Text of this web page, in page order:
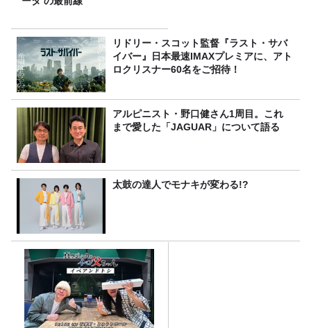
リドリー・スコット監督『ラスト・サバ
イバー』日本最速IMAXプレミアに、アト
ロクリスナー60名をご招待！
アルピニスト・野口健さん1周目。これ
まで愛した「JAGUAR」について語る
太鼓の達人でモナキが変わる!?